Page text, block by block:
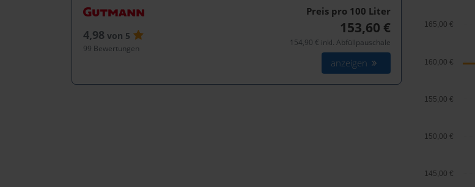
4,98 von 5
99 Bewertungen
Preis pro 100 Liter
153,60 €
154,90 € inkl. Abfüllpauschale
anzeigen
145,00 €
150,00 €
155,00 €
160,00 €
165,00 €